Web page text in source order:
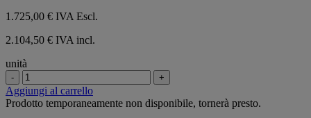
1.725,00 € IVA Escl.
2.104,50 € IVA incl.
unità
- +
Aggiungi al carrello
Prodotto temporaneamente non disponibile, tornerà presto.